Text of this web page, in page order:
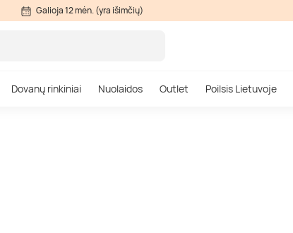
Galioja 12 mėn. (yra išimčių)
Dovanų rinkiniai Nuolaidos Outlet Poilsis Lietuvoje